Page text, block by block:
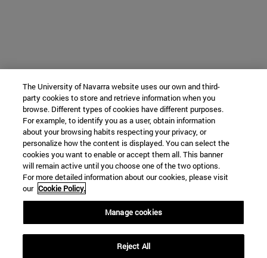
The University of Navarra website uses our own and third-
party cookies to store and retrieve information when you
browse. Different types of cookies have different purposes.
For example, to identify you as a user, obtain information
about your browsing habits respecting your privacy, or
personalize how the content is displayed. You can select the
cookies you want to enable or accept them all. This banner
will remain active until you choose one of the two options.
For more detailed information about our cookies, please visit
our Cookie Policy.
Manage cookies
Reject All